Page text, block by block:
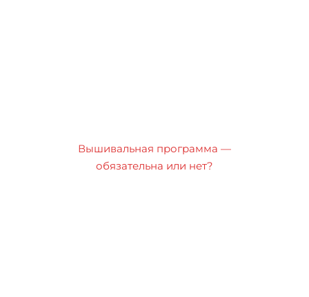
Вышивальная программа —
обязательна или нет?